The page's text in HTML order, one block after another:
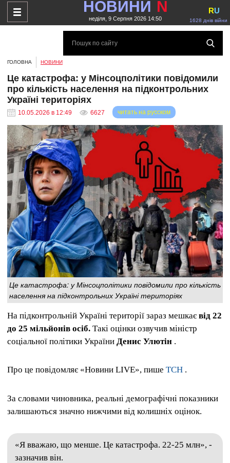
НОВИНИ N
неділя, 9 Серпня 2026 14:50 1628 днів війни
RU
ГОЛОВНА НОВИНИ
Це катастрофа: у Мінсоцполітики повідомили
про кількість населення на підконтрольних
Україні територіях
10.05.2026 в 12:49 6627 читать на русском
Це катастрофа: у Мінсоцполітики повідомили про кількість
населення на підконтрольних Україні територіях
На підконтрольній Україні території зараз мешкає від 22
до 25 мільйонів осіб. Такі оцінки озвучив міністр
соціальної політики України Денис Улютін .
Про це повідомляє «Новини LIVE», пише ТСН .
За словами чиновника, реальні демографічні показники
залишаються значно нижчими від колишніх оцінок.
«Я вважаю, що менше. Це катастрофа. 22-25 млн», -
зазначив він.